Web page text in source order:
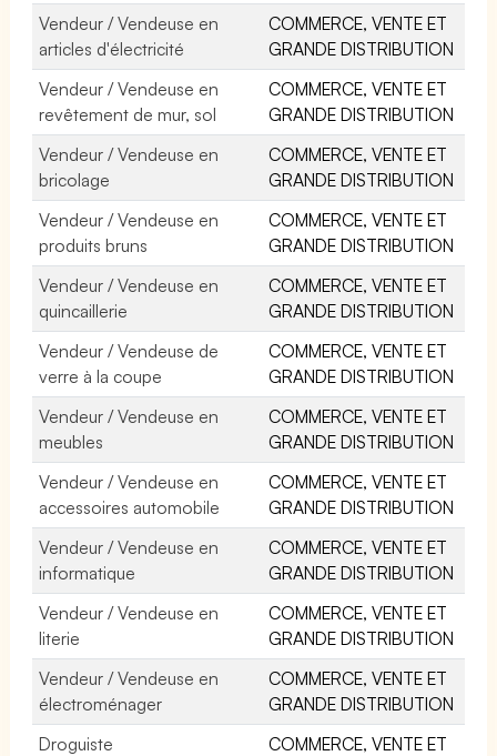
Vendeur / Vendeuse en
articles d'électricité
COMMERCE, VENTE ET
GRANDE DISTRIBUTION
Vendeur / Vendeuse en
revêtement de mur, sol
COMMERCE, VENTE ET
GRANDE DISTRIBUTION
Vendeur / Vendeuse en
bricolage
COMMERCE, VENTE ET
GRANDE DISTRIBUTION
Vendeur / Vendeuse en
produits bruns
COMMERCE, VENTE ET
GRANDE DISTRIBUTION
Vendeur / Vendeuse en
quincaillerie
COMMERCE, VENTE ET
GRANDE DISTRIBUTION
Vendeur / Vendeuse de
verre à la coupe
COMMERCE, VENTE ET
GRANDE DISTRIBUTION
Vendeur / Vendeuse en
meubles
COMMERCE, VENTE ET
GRANDE DISTRIBUTION
Vendeur / Vendeuse en
accessoires automobile
COMMERCE, VENTE ET
GRANDE DISTRIBUTION
Vendeur / Vendeuse en
informatique
COMMERCE, VENTE ET
GRANDE DISTRIBUTION
Vendeur / Vendeuse en
literie
COMMERCE, VENTE ET
GRANDE DISTRIBUTION
Vendeur / Vendeuse en
électroménager
COMMERCE, VENTE ET
GRANDE DISTRIBUTION
Droguiste
COMMERCE, VENTE ET